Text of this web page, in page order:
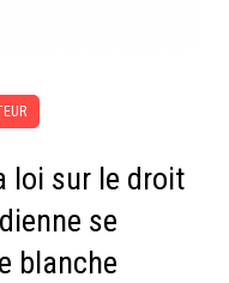
loi sur le droit
se
blanche